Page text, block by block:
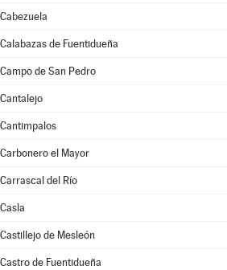
Cabezuela
Calabazas de Fuentidueña
Campo de San Pedro
Cantalejo
Cantimpalos
Carbonero el Mayor
Carrascal del Río
Casla
Castillejo de Mesleón
Castro de Fuentidueña